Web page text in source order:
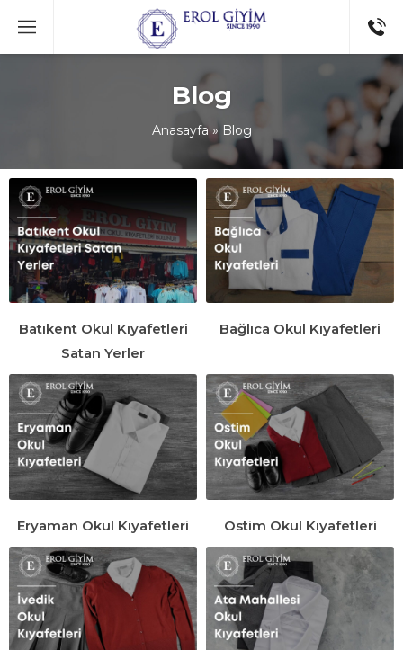
Blog
Anasayfa» Blog
Batıkent Okul Kıyafetleri
Satan Yerler
Bağlıca Okul Kıyafetleri
Eryaman Okul Kıyafetleri Ostim Okul Kıyafetleri